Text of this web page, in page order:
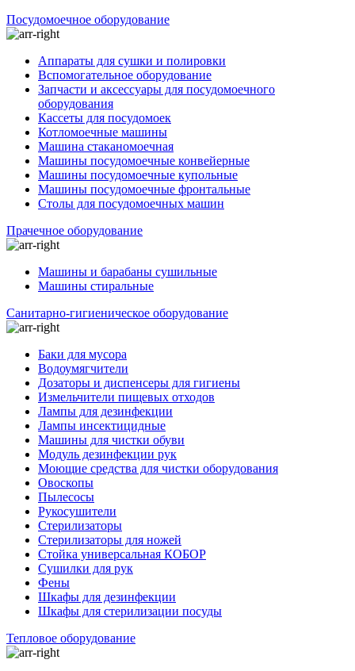
Посудомоечное оборудование
Аппараты для сушки и полировки
Вспомогательное оборудование
Запчасти и аксессуары для посудомоечного
оборудования
Кассеты для посудомоек
Котломоечные машины
Машина стаканомоечная
Машины посудомоечные конвейерные
Машины посудомоечные купольные
Машины посудомоечные фронтальные
Столы для посудомоечных машин
Прачечное оборудование
Машины и барабаны сушильные
Машины стиральные
Санитарно-гигиеническое оборудование
Баки для мусора
Водоумягчители
Дозаторы и диспенсеры для гигиены
Измельчители пищевых отходов
Лампы для дезинфекции
Лампы инсектицидные
Машины для чистки обуви
Модуль дезинфекции рук
Моющие средства для чистки оборудования
Овоскопы
Пылесосы
Рукосушители
Стерилизаторы
Стерилизаторы для ножей
Стойка универсальная КОБОР
Сушилки для рук
Фены
Шкафы для дезинфекции
Шкафы для стерилизации посуды
Тепловое оборудование